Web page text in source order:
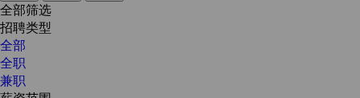
全部筛选
招聘类型
全部
全职
兼职